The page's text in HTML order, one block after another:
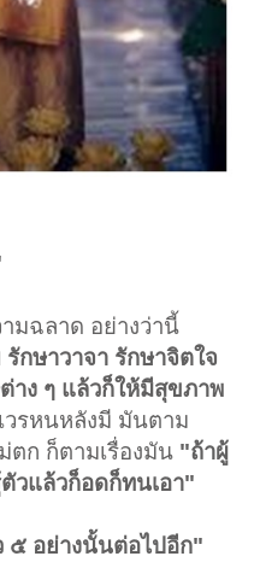
มฉลาด อย่างว่านี้
กษาวาจา รักษาจิตใจ
าง ๆ แล้วก็ให้มีสุขภาพ
วรหนหลังมี มันตาม
ก ก็ตามเรื่องมัน "ถ้าผู้
วแล้วก็อดก็ทนเอา"
๕ อย่างนั้นต่อไปอีก"